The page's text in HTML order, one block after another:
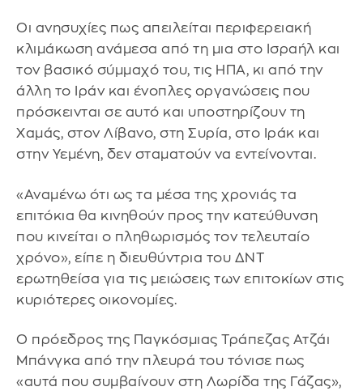
Οι ανησυχίες πως απειλείται περιφερειακή
κλιμάκωση ανάμεσα από τη μια στο Ισραήλ και
τον βασικό σύμμαχό του, τις ΗΠΑ, κι από την
άλλη το Ιράν και ένοπλες οργανώσεις που
πρόσκεινται σε αυτό και υποστηρίζουν τη
Χαμάς, στον Λίβανο, στη Συρία, στο Ιράκ και
στην Υεμένη, δεν σταματούν να εντείνονται.
«Αναμένω ότι ως τα μέσα της χρονιάς τα
επιτόκια θα κινηθούν προς την κατεύθυνση
που κινείται ο πληθωρισμός τον τελευταίο
χρόνο», είπε η διευθύντρια του ΔΝΤ
ερωτηθείσα για τις μειώσεις των επιτοκίων στις
κυριότερες οικονομίες.
Ο πρόεδρος της Παγκόσμιας Τράπεζας Ατζάι
Μπάνγκα από την πλευρά του τόνισε πως
«αυτά που συμβαίνουν στη Λωρίδα της Γάζας»,